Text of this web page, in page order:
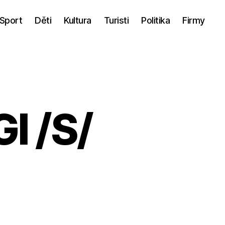
Sport Děti Kultura Turisti Politika Firmy
/S/